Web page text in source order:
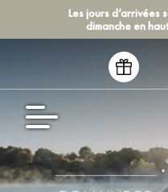
Les jours d’arrivées
dimanche en